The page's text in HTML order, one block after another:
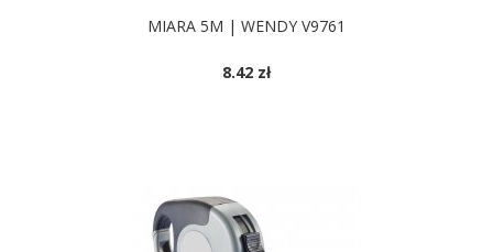
MIARA 5M | WENDY V9761
8.42 zł